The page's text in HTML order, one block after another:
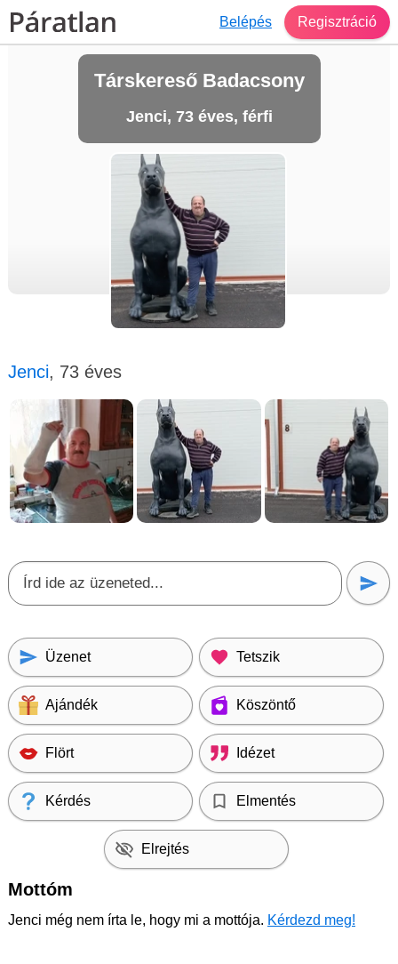
Belépés Regisztráció
Társkereső Badacsony
Jenci, 73 éves, férfi
Jenci, 73 éves
Üzenet Tetszik
Ajándék Köszöntő
Flört Idézet
Kérdés Elmentés
Elrejtés
Mottóm
Jenci még nem írta le, hogy mi a mottója. Kérdezd meg!